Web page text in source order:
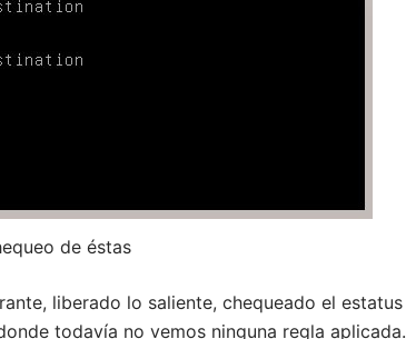
de éstas
liberado lo saliente, chequeado el estatus
todavía no vemos ninguna regla aplicada.